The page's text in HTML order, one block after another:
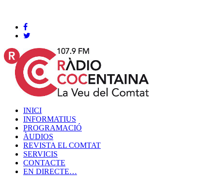
INICI
INFORMATIUS
PROGRAMACIÓ
ÀUDIOS
REVISTA EL COMTAT
SERVICIS
CONTACTE
EN DIRECTE…